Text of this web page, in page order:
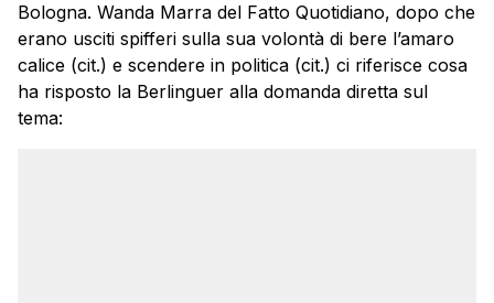
Bologna. Wanda Marra del Fatto Quotidiano, dopo che
erano usciti spifferi sulla sua volontà di bere l’amaro
calice (cit.) e scendere in politica (cit.) ci riferisce cosa
ha risposto la Berlinguer alla domanda diretta sul
tema: